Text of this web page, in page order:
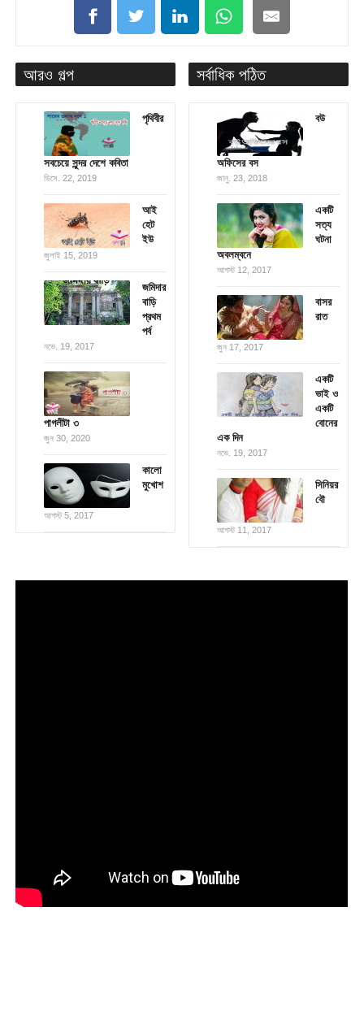
আরও গল্প
পৃথিবীর
সবচেয়ে সুন্দর দেশে কবিতা
ডিসে. 22, 2019
আই
হেট
ইউ
জুলাই 15, 2019
জমিদার
বাড়ি
প্রথম
পর্ব
নভে. 19, 2017
পাগলীটা ৩
জুন 30, 2020
কালো
মুখোশ
আগস্ট 5, 2017
সর্বাধিক পঠিত
বউ
অফিসের বস
জানু. 23, 2018
একটি
সত্য
ঘটনা
অবলম্বনে
আগস্ট 12, 2017
বাসর
রাত
জুন 17, 2017
একটি
ভাই ও
একটি
বোনের
এক দিন
নভে. 19, 2017
সিনিয়র
বৌ
আগস্ট 11, 2017